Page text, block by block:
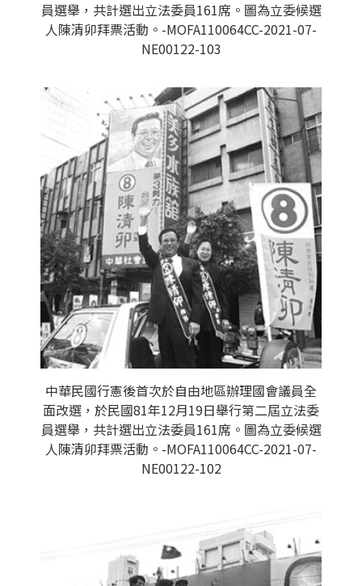
員選舉，共計選出立法委員161席。圖為立委候選
人陳清卯拜票活動。-MOFA110064CC-2021-07-
NE00122-103
中華民國行憲後首次於自由地區辦理國會議員全
面改選，於民國81年12月19日舉行第二屆立法委
員選舉，共計選出立法委員161席。圖為立委候選
人陳清卯拜票活動。-MOFA110064CC-2021-07-
NE00122-102